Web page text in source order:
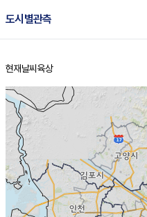
도시별관측
홈
현재날씨 육상